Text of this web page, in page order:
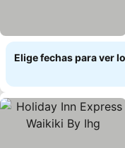
Elige fechas para ver